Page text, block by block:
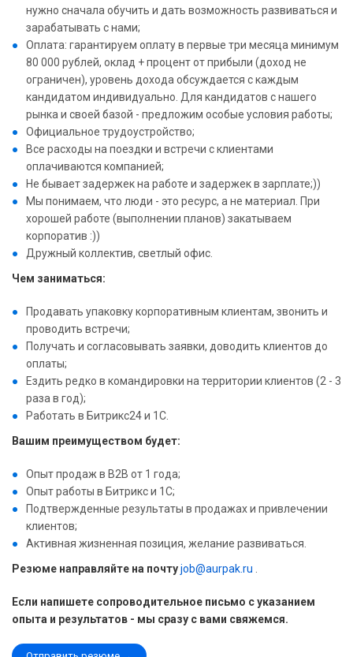
нужно сначала обучить и дать возможность развиваться и
зарабатывать с нами;
Оплата: гарантируем оплату в первые три месяца минимум
80 000 рублей, оклад + процент от прибыли (доход не
ограничен), уровень дохода обсуждается с каждым
кандидатом индивидуально. Для кандидатов с нашего
рынка и своей базой - предложим особые условия работы;
Официальное трудоустройство;
Все расходы на поездки и встречи с клиентами
оплачиваются компанией;
Не бывает задержек на работе и задержек в зарплате;))
Мы понимаем, что люди - это ресурс, а не материал. При
хорошей работе (выполнении планов) закатываем
корпоратив :))
Дружный коллектив, светлый офис.
Чем заниматься:
Продавать упаковку корпоративным клиентам, звонить и
проводить встречи;
Получать и согласовывать заявки, доводить клиентов до
оплаты;
Ездить редко в командировки на территории клиентов (2 - 3
раза в год);
Работать в Битрикс24 и 1С.
Вашим преимуществом будет:
Опыт продаж в В2В от 1 года;
Опыт работы в Битрикс и 1С;
Подтвержденные результаты в продажах и привлечении
клиентов;
Активная жизненная позиция, желание развиваться.
Резюме направляйте на почтуjob@aurpak.ru
Если напишете сопроводительное письмо с указанием
опыта и результатов - мы сразу с вами свяжемся.